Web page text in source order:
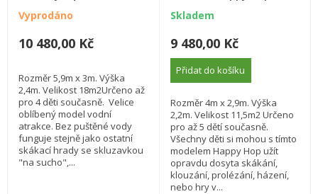
bazénem, skluzavkou.
Ventilátor, kolíky,
přepravní taška.
Vyprodáno
10 480,00 Kč
Rozměr 5,9m x 3m. Výška
2,4m. Velikost 18m2Určeno až
pro 4 děti současně. Velice
oblíbený model vodní
atrakce. Bez puštěné vody
funguje stejně jako ostatní
skákací hrady se skluzavkou
"na sucho",...
Skladem
9 480,00 Kč
Přidat do košíku
Rozměr 4m x 2,9m. Výška
2,2m. Velikost 11,5m2 Určeno
pro až 5 dětí současně.
Všechny děti si mohou s tímto
modelem Happy Hop užít
opravdu dosyta skákání,
klouzání, prolézání, házení,
nebo hry v...